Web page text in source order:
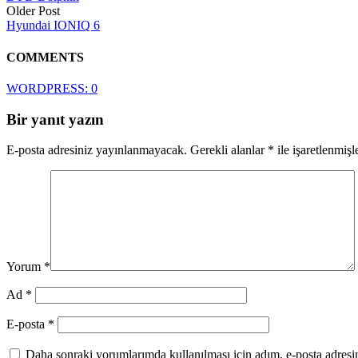
Older Post
Hyundai IONIQ 6
COMMENTS
WORDPRESS: 0
Bir yanıt yazın
E-posta adresiniz yayınlanmayacak. Gerekli alanlar * ile
Yorum *
Ad *
E-posta *
Daha sonraki yorumlarımda kullanılması için adım, e-posta